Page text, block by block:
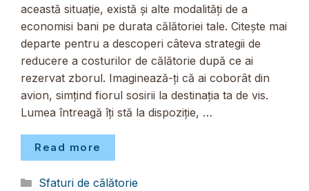
această situație, există și alte modalități de a
economisi bani pe durata călătoriei tale. Citește mai
departe pentru a descoperi câteva strategii de
reducere a costurilor de călătorie după ce ai
rezervat zborul. Imaginează-ți că ai coborât din
avion, simțind fiorul sosirii la destinația ta de vis.
Lumea întreagă îți stă la dispoziție, …
Read more
Categorii
Sfaturi de călătorie